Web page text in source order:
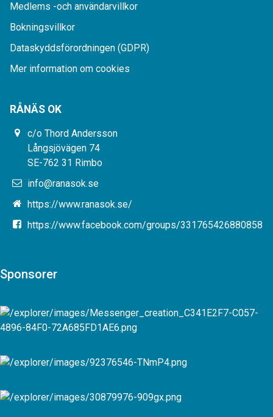
Medlems -och användarvillkor
Bokningsvillkor
Dataskyddsförordningen (GDPR)
Mer information om cookies
RÅNÄS OK
c/o Thord Andersson
Långsjövägen 74
SE-762 31 Rimbo
info@ranasok.se
https://www.ranasok.se/
https://www.facebook.com/groups/331765426880858
Sponsorer